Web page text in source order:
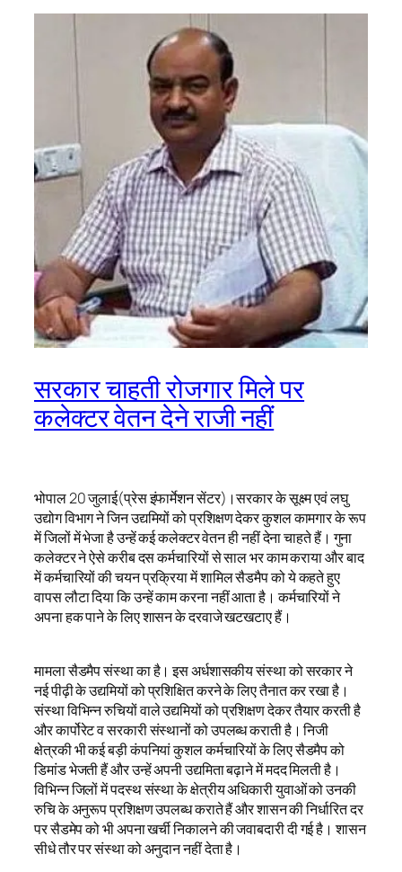
सरकार चाहती रोजगार मिले पर
कलेक्टर वेतन देने राजी नहीं
भोपाल 20 जुलाई(प्रेस इंफार्मेशन सेंटर)।सरकार के सूक्ष्म एवं लघु
उद्योग विभाग ने जिन उद्यमियों को प्रशिक्षण देकर कुशल कामगार के रूप
में जिलों में भेजा है उन्हें कई कलेक्टर वेतन ही नहीं देना चाहते हैं। गुना
कलेक्टर ने ऐसे करीब दस कर्मचारियों से साल भर काम कराया और बाद
में कर्मचारियों की चयन प्रक्रिया में शामिल सैडमैप को ये कहते हुए
वापस लौटा दिया कि उन्हें काम करना नहीं आता है। कर्मचारियों ने
अपना हक पाने के लिए शासन के दरवाजे खटखटाए हैं।
मामला सैडमैप संस्था का है। इस अर्धशासकीय संस्था को सरकार ने
नई पीढ़ी के उद्यमियों को प्रशिक्षित करने के लिए तैनात कर रखा है।
संस्था विभिन्न रुचियों वाले उद्यमियों को प्रशिक्षण देकर तैयार करती है
और कार्पोरेट व सरकारी संस्थानों को उपलब्ध कराती है। निजी
क्षेत्रकी भी कई बड़ी कंपनियां कुशल कर्मचारियों के लिए सैडमैप को
डिमांड भेजती हैं और उन्हें अपनी उद्यमिता बढ़ाने में मदद मिलती है।
विभिन्न जिलों में पदस्थ संस्था के क्षेत्रीय अधिकारी युवाओं को उनकी
रुचि के अनुरूप प्रशिक्षण उपलब्ध कराते हैं और शासन की निर्धारित दर
पर सैडमेप को भी अपना खर्ची निकालने की जवाबदारी दी गई है। शासन
सीधे तौर पर संस्था को अनुदान नहीं देता है।